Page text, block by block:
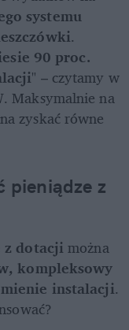
systemu
.
90 proc.
" – czytamy w
Maksymalnie na
pieniądze z
z dotacji można
kompleksowy
instalacji.